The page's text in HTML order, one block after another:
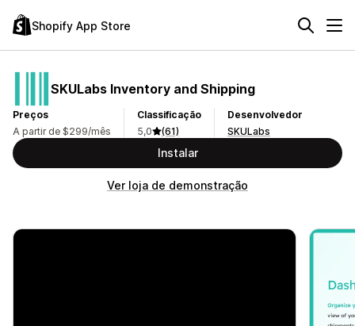
Shopify App Store
SKULabs Inventory and Shipping
Preços
A partir de $299/mês
Classificação
5,0
(61)
Desenvolvedor
SKULabs
Instalar
Ver loja de demonstração